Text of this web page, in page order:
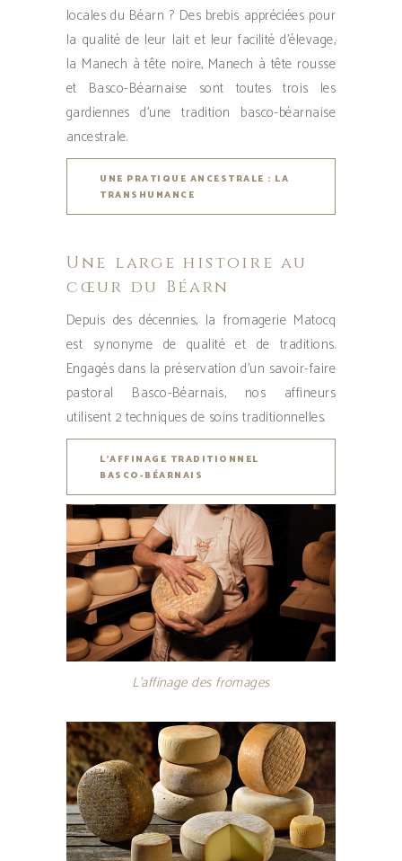
locales du Béarn ? Des brebis appréciées pour
la qualité de leur lait et leur facilité d’élevage,
la Manech à tête noire, Manech à tête rousse
et Basco-Béarnaise sont toutes trois les
gardiennes d’une tradition basco-béarnaise
ancestrale.
UNE PRATIQUE ANCESTRALE : LA
TRANSHUMANCE
Une large histoire au
cœur du Béarn
Depuis des décennies, la fromagerie Matocq
est synonyme de qualité et de traditions.
Engagés dans la préservation d’un savoir-faire
pastoral Basco-Béarnais, nos affineurs
utilisent 2 techniques de soins traditionnelles.
L’AFFINAGE TRADITIONNEL
BASCO-BÉARNAIS
L’affinage des fromages